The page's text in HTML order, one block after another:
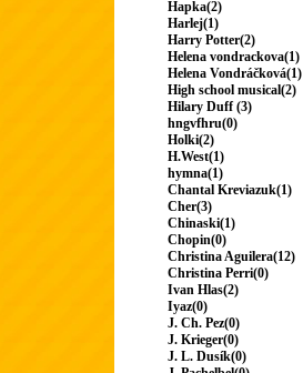
Hapka(2)
Harlej(1)
Harry Potter(2)
Helena vondrackova(1)
Helena Vondráčková(1)
High school musical(2)
Hilary Duff (3)
hngvfhru(0)
Holki(2)
H.West(1)
hymna(1)
Chantal Kreviazuk(1)
Cher(3)
Chinaski(1)
Chopin(0)
Christina Aguilera(12)
Christina Perri(0)
Ivan Hlas(2)
Iyaz(0)
J. Ch. Pez(0)
J. Krieger(0)
J. L. Dusík(0)